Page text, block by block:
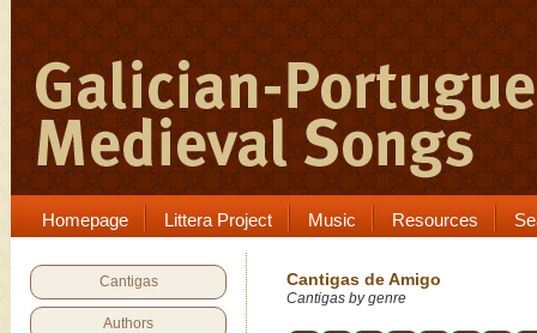
Homepage Littera Project Music Resources
Cantigas
Authors
Cantigas de Amigo
Cantigas by genre